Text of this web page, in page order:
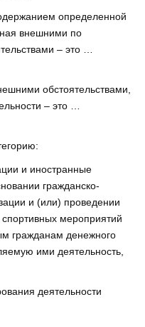
определенной
внешними по
– это …
обстоятельствами,
– это …
и иностранные
гражданско-
и (или) проведении
мероприятий
гражданам денежного
ими деятельность,
деятельности